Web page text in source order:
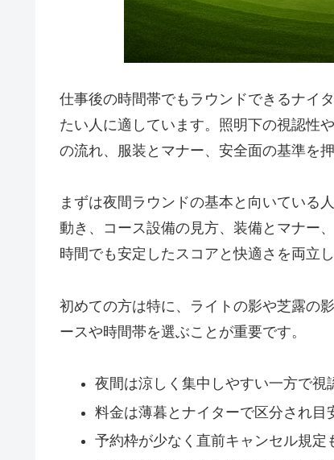
仕事後の時間帯でもラウンドできるナイ
たい人に適しています。照明下の視認性
の流れ、服装とマナー、安全面の基準を
まずは夜間ラウンドの基本と向いている
動き、コース設備の見方、装備とマナー
時間でも安定したスコアと快適さを両立
初めての方は特に、ライトの影や芝露の
ースや時間帯を選ぶことが重要です。
夜間は涼しく集中しやすい一方で視
料金は薄暮とナイターで区分され目
予約枠が少なく直前キャンセル規定